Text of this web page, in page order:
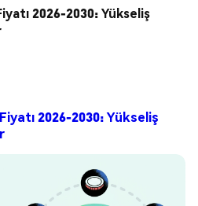
2026-2030: Yükseliş
2026-2030: Yükseliş